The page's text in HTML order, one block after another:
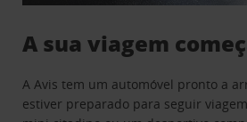
A sua viagem
A Avis tem um automóvel pronto a
estiver preparado para seguir